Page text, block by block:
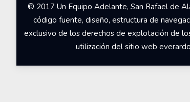
© 2017 Un Equipo Adelante, San Rafael de
código fuente, diseño, estructura de
exclusivo de los derechos de explotación de
utilización del sitio web